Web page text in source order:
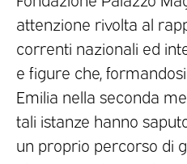
attenzione rivolta al
correnti nazionali ed
e figure che,
Emilia nella seconda
tali istanze hanno
un proprio percorso di